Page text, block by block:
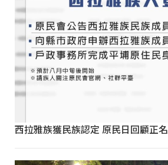
西拉雅族獲民族認定 原民日回顧正